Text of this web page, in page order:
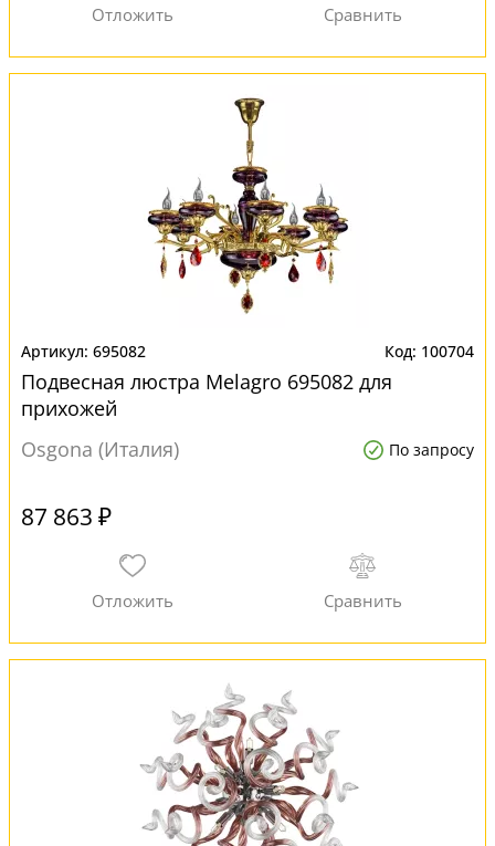
695082 100704
Подвесная люстра Melagro 695082 для
прихожей
Osgona (Италия)
По запросу
87 863 ₽